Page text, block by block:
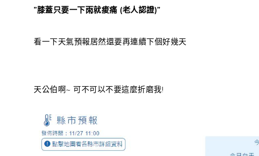
”膝蓋只要一下雨就痠痛 (老人認證)”
看一下天氣預報居然還要再連續下個好幾天
天公伯啊~ 可不可以不要這麼折磨我!